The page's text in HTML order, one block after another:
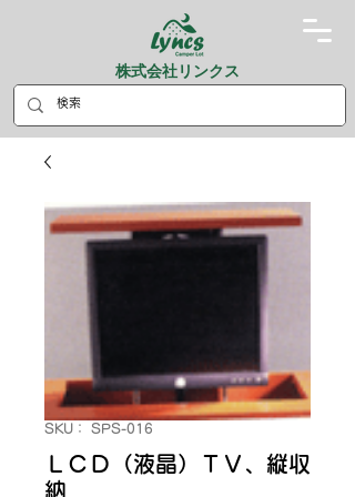
株式会社リンクス
SKU： SPS-016
ＬＣＤ（液晶）ＴＶ、縦収
納